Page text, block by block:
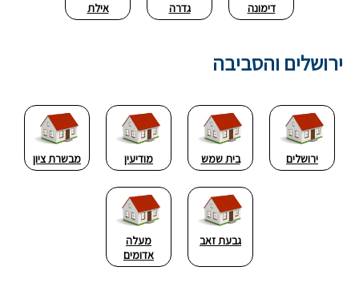
דימונה גדרה אילת
ירושלים והסביבה
ירושלים בית שמש מודיעין מבשרת ציון
גבעת זאב
מעלה
אדומים